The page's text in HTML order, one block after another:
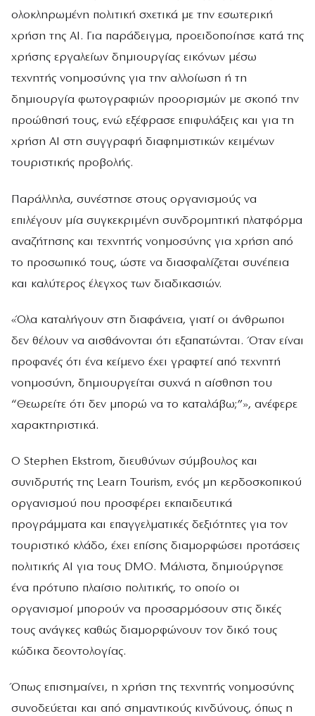
ολοκληρωμένη πολιτική σχετικά με την εσωτερική
χρήση της AI. Για παράδειγμα, προειδοποίησε κατά της
χρήσης εργαλείων δημιουργίας εικόνων μέσω
τεχνητής νοημοσύνης για την αλλοίωση ή τη
δημιουργία φωτογραφιών προορισμών με σκοπό την
προώθησή τους, ενώ εξέφρασε επιφυλάξεις και για τη
χρήση AI στη συγγραφή διαφημιστικών κειμένων
τουριστικής προβολής.
Παράλληλα, συνέστησε στους οργανισμούς να
επιλέγουν μία συγκεκριμένη συνδρομητική πλατφόρμα
αναζήτησης και τεχνητής νοημοσύνης για χρήση από
το προσωπικό τους, ώστε να διασφαλίζεται συνέπεια
και καλύτερος έλεγχος των διαδικασιών.
«Όλα καταλήγουν στη διαφάνεια, γιατί οι άνθρωποι
δεν θέλουν να αισθάνονται ότι εξαπατώνται. Όταν είναι
προφανές ότι ένα κείμενο έχει γραφτεί από τεχνητή
νοημοσύνη, δημιουργείται συχνά η αίσθηση του
“Θεωρείτε ότι δεν μπορώ να το καταλάβω;”», ανέφερε
χαρακτηριστικά.
Ο Stephen Ekstrom, διευθύνων σύμβουλος και
συνιδρυτής της Learn Tourism, ενός μη κερδοσκοπικού
οργανισμού που προσφέρει εκπαιδευτικά
προγράμματα και επαγγελματικές δεξιότητες για τον
τουριστικό κλάδο, έχει επίσης διαμορφώσει προτάσεις
πολιτικής AI για τους DMO. Μάλιστα, δημιούργησε
ένα πρότυπο πλαίσιο πολιτικής, το οποίο οι
οργανισμοί μπορούν να προσαρμόσουν στις δικές
τους ανάγκες καθώς διαμορφώνουν τον δικό τους
κώδικα δεοντολογίας.
Όπως επισημαίνει, η χρήση της τεχνητής νοημοσύνης
συνοδεύεται και από σημαντικούς κινδύνους, όπως η